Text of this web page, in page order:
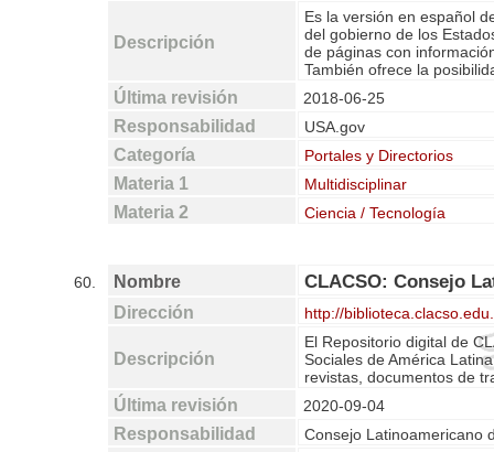
Descripción
Es la versión en español
del gobierno de los
de páginas con
También ofrece la
Última revisión 2018-06-25
Responsabilidad USA.gov
Categoría Portales y Directorios
Materia 1 Multidisciplinar
Materia 2 Ciencia / Tecnología
60. Nombre CLACSO: Consejo
Dirección http://
Descripción
El Repositorio digital de
Sociales de América
revistas, documentos de
Última revisión 2020-09-04
Responsabilidad Consejo Latinoamericano